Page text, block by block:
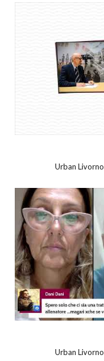
Urban Livorno
Urban Livorno